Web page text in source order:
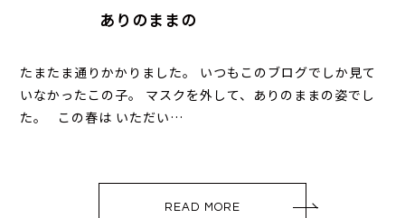
ありのままの
たまたま通りかかりました。 いつもこのブログでしか見て
いなかったこの子。 マスクを外して、ありのままの姿でし
た。 この春は いただい…
READ MORE